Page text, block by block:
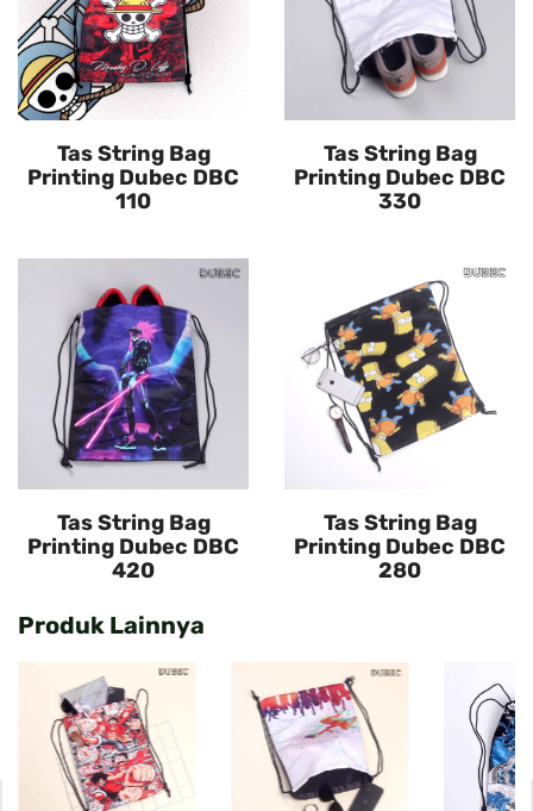
Tas String Bag
Printing Dubec DBC
110
Tas String Bag
Printing Dubec DBC
330
Tas String Bag
Printing Dubec DBC
420
Tas String Bag
Printing Dubec DBC
280
Produk Lainnya